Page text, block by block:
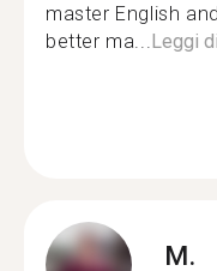
master English
better ma... Leggi
M.